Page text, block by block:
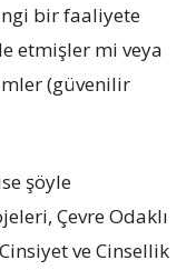
bir faaliyete
etmişler mi veya
(güvenilir
şöyle
Çevre Odaklı
ve Cinsellik